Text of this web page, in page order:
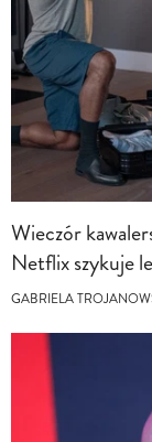
Wieczór
Netflix szykuje
GABRIELA